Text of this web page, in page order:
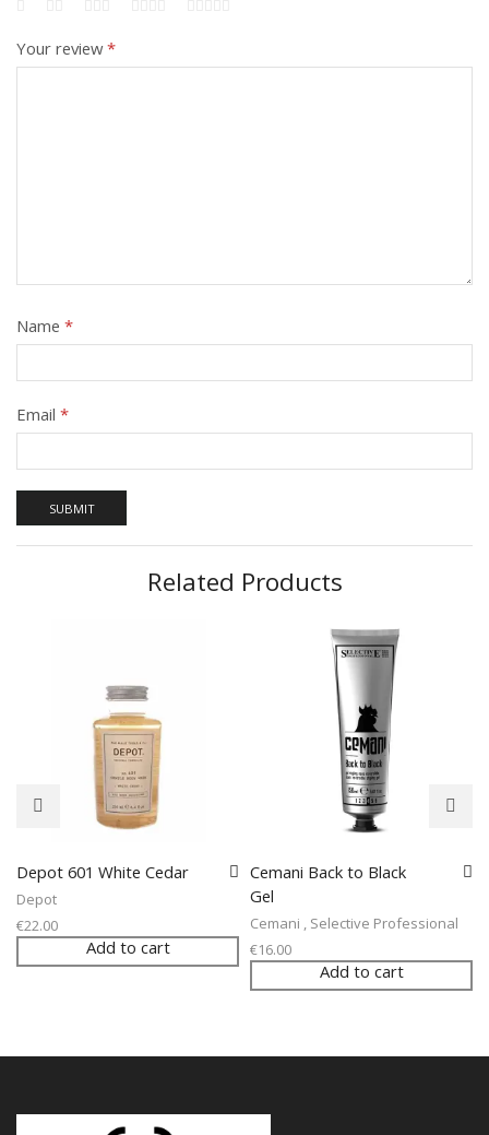
Your review*
Name *
Email *
Related Products
Depot 601 White Cedar
Depot
€22.00
Add to cart
Cemani Back to Black
Gel
Cemani , Selective Professional
€16.00
Add to cart